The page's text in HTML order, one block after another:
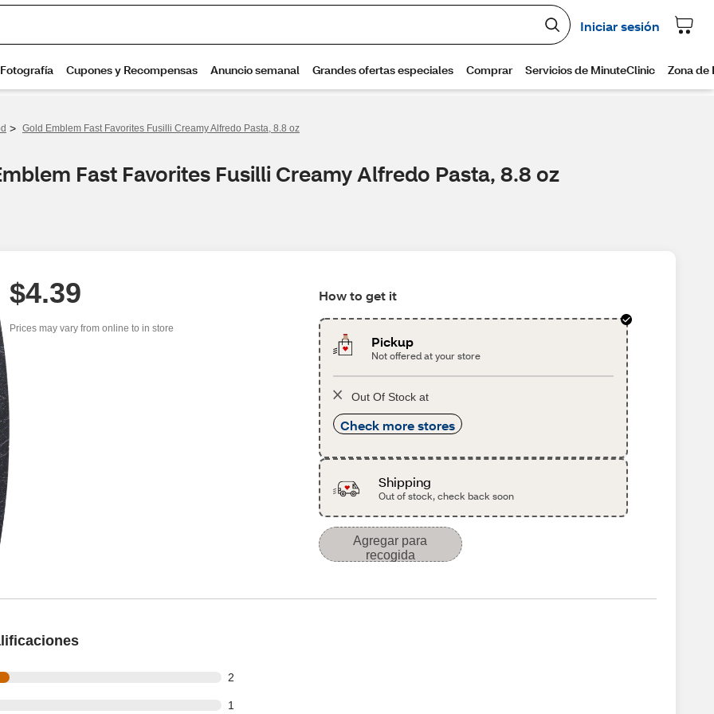
> Gold Emblem Fast Favorites Fusilli Creamy Alfredo Pasta, 8.8 oz
Fast Favorites Fusilli Creamy Alfredo Pasta, 8.8 oz
$4.39
Prices may vary from online to in store
How to get it
Pickup
Not offered at your store
Out Of Stock at
Check more stores
Shipping
Out of stock, check back soon
Agregar para
recogida
2
of 7 reviews
1
of 7 reviews